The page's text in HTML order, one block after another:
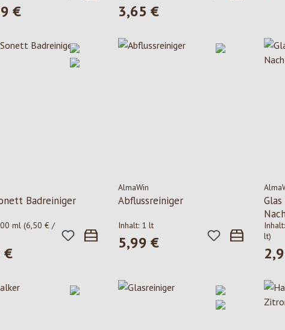
Preis:
€ Regulärer Preis:
3,65 €
Badreiniger
ml(6,50 € /
Preis:
€
AlmaWin
Abflussreiniger
Inhalt: 1 lt
Regulärer Preis:
5,99 €
Inhalt:
lt)